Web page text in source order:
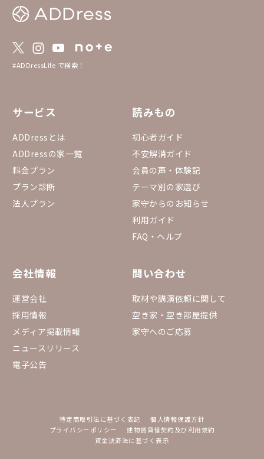
#ADDressLife で検索！
サービス
ADDressとは
ADDressの家一覧
料金プラン
プラン診断
法人プラン
読みもの
初心者ガイド
不安解消ガイド
会員の声・体験記
テーマ別の家選び
家守からのお知らせ
利用ガイド
FAQ・ヘルプ
会社情報
運営会社
採用情報
メディア掲載情報
ニュースリリース
電子公告
問い合わせ
取材や講演依頼に関して
空き家・空き部屋提供
家守へのご応募
特定商取引法に基づく表記
個人情報保護方針
プライバシーポリシー
建物賃貸借契約及び利用規約
資金決済法に基づく表示